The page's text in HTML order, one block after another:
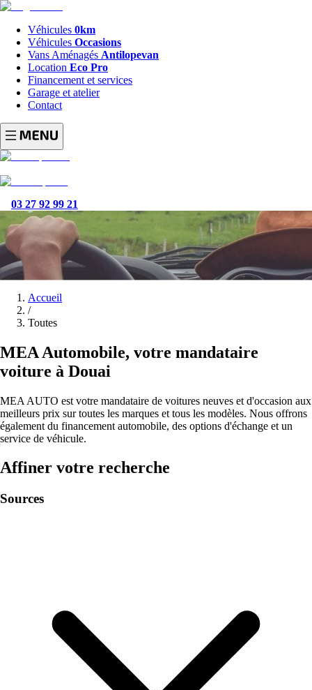
Véhicules 0km
Véhicules Occasions
Vans Aménagés Antilopevan
Location Eco Pro
Financement et services
Garage et atelier
Contact
03 27 92 99 21
Accueil
/
Toutes
MEA Automobile, votre mandataire
voiture à Douai
MEA AUTO est votre mandataire de voitures neuves et d'occasion aux
meilleurs prix sur toutes les marques et tous les modèles. Nous offrons
également du financement automobile, des options d'échange et un
service de véhicule.
Affiner votre recherche
Sources